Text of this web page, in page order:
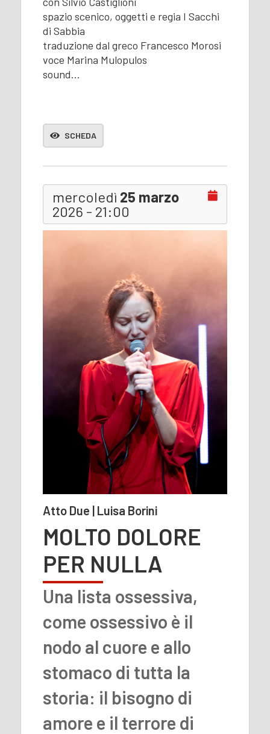
spazio scenico, oggetti e regia I Sacchi
di Sabbia
traduzione dal greco Francesco Morosi
voce Marina Mulopulos
sound…
SCHEDA
mercoledì 25 marzo
2026 - 21:00
Atto Due | Luisa Borini
MOLTO DOLORE
PER NULLA
Una lista ossessiva,
come ossessivo è il
nodo al cuore e allo
stomaco di tutta la
storia: il bisogno di
amore e il terrore di